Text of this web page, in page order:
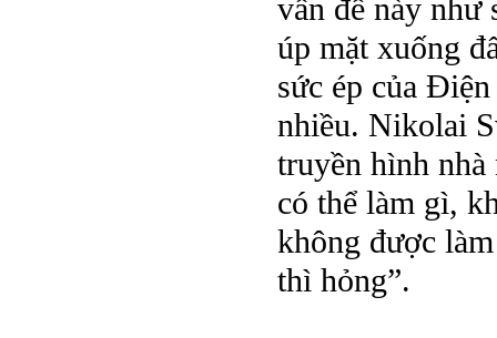
vấn đề này như
úp mặt xuống
sức ép của
nhiều. Nikolai
truyền hình
có thể làm gì,
không được
thì hỏng”.